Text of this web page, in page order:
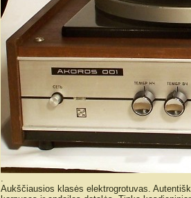
.
Aukščiausios klasės elektrogrotuvas.